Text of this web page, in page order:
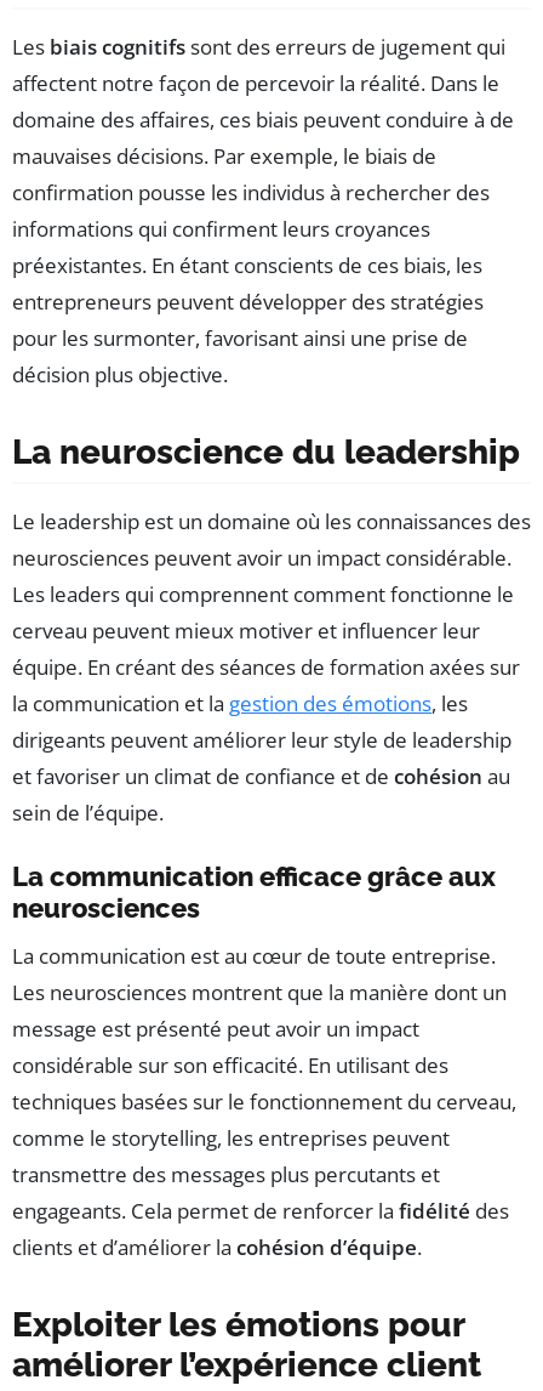
Les biais cognitifssont des erreurs de jugement qui
affectent notre façon de percevoir la réalité. Dans le
domaine des affaires, ces biais peuvent conduire à de
mauvaises décisions. Par exemple, le biais de
confirmation pousse les individus à rechercher des
informations qui confirment leurs croyances
préexistantes. En étant conscients de ces biais, les
entrepreneurs peuvent développer des stratégies
pour les surmonter, favorisant ainsi une prise de
décision plus objective.
La neuroscience du leadership
Le leadership est un domaine où les connaissances des
neurosciences peuvent avoir un impact considérable.
Les leaders qui comprennent comment fonctionne le
cerveau peuvent mieux motiver et influencer leur
équipe. En créant des séances de formation axées sur
la communication et la gestion des émotions, les
dirigeants peuvent améliorer leur style de leadership
et favoriser un climat de confiance et de cohésion au
sein de l’équipe.
La communication efficace grâce aux
neurosciences
La communication est au cœur de toute entreprise.
Les neurosciences montrent que la manière dont un
message est présenté peut avoir un impact
considérable sur son efficacité. En utilisant des
techniques basées sur le fonctionnement du cerveau,
comme le storytelling, les entreprises peuvent
transmettre des messages plus percutants et
engageants. Cela permet de renforcer la fidélité des
clients et d’améliorer la cohésion d’équipe.
Exploiter les émotions pour
améliorer l’expérience client